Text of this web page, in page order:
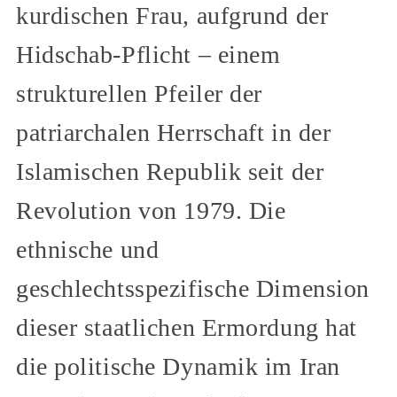
kurdischen Frau, aufgrund der
Hidschab-Pflicht – einem
strukturellen Pfeiler der
patriarchalen Herrschaft in der
Islamischen Republik seit der
Revolution von 1979. Die
ethnische und
geschlechtsspezifische Dimension
dieser staatlichen Ermordung hat
die politische Dynamik im Iran